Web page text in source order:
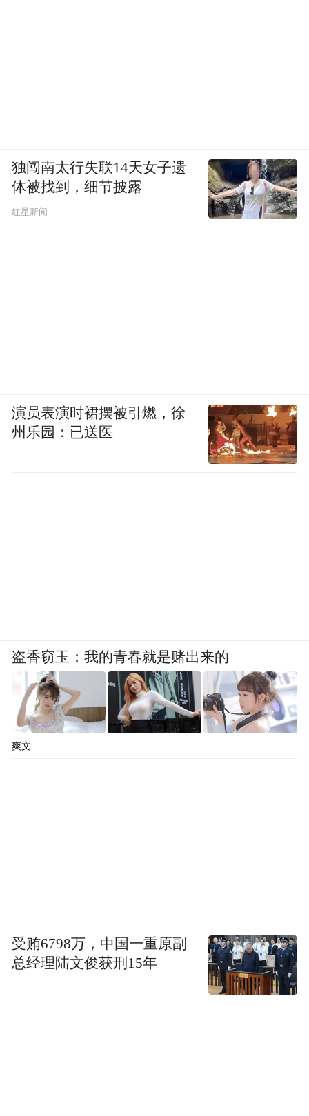
独闯南太行失联14天女子遗
体被找到，细节披露
红星新闻
演员表演时裙摆被引燃，徐
州乐园：已送医
盗香窃玉：我的青春就是赌出来的
爽文
受贿6798万，中国一重原副
总经理陆文俊获刑15年